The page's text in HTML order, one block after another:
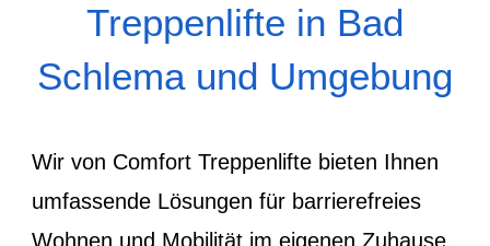
Treppenlifte in Bad
Schlema und Umgebung
Wir von Comfort Treppenlifte bieten Ihnen
umfassende Lösungen für barrierefreies
Wohnen und Mobilität im eigenen Zuhause.